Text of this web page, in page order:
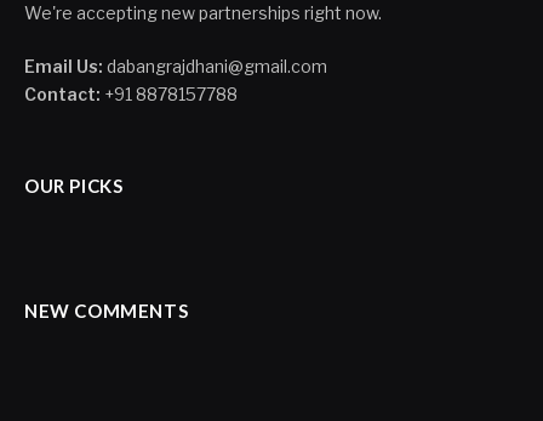
We're accepting new partnerships right now.
Email Us: dabangrajdhani@gmail.com
Contact: +91 8878157788
OUR PICKS
NEW COMMENTS